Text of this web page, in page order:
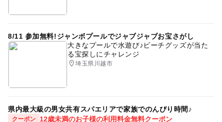
に本イベントに参加されたことがある方には、ご参加をご
・無断の欠席や直前の欠席連絡はお控えください。無断で
のご欠席の場合、次回のご参加をご遠慮いただいておりま
間に遅れますと事前のご連絡の有無にかかわらず、ご参加
さい。
8/11 参加無料!ジャンボプールでジャブジャブお宝さがし
大きなプールで水遊び♪ビーチグッズが当た
る宝探しにチャレンジ
埼玉県川越市
県内最大級の男女共有スパエリアで家族でのんびり時間♪
クーポン
12歳未満のお子様の利用料金無料クーポン